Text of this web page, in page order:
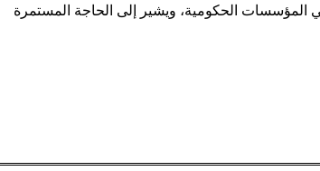
الحكومية، ويشير إلى الحاجة المستمرة